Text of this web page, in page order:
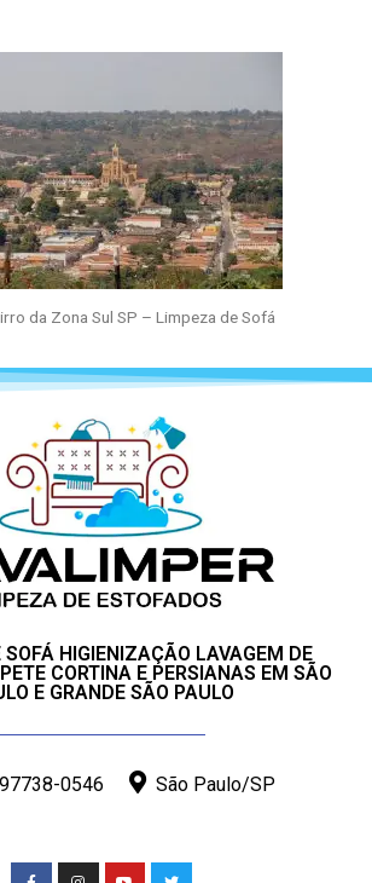
da Zona Sul SP – Limpeza de Sofá
HIGIENIZAÇÃO LAVAGEM DE
CORTINA E PERSIANAS EM SÃO
E GRANDE SÃO PAULO
0546 São Paulo/SP